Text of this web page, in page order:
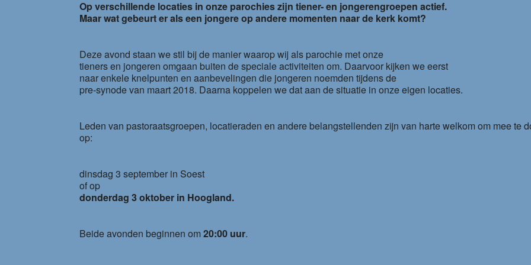
Op verschillende locaties in onze parochies zijn tiener- en jongerengroepen actief.
Maar wat gebeurt er als een jongere op andere momenten naar de kerk komt?
Deze avond staan we stil bij de manier waarop wij als parochie met onze
tieners en jongeren omgaan buiten de speciale activiteiten om. Daarvoor kijken we eerst
naar enkele knelpunten en aanbevelingen die jongeren noemden tijdens de
pre-synode van maart 2018. Daarna koppelen we dat aan de situatie in onze eigen locaties.
Leden van pastoraatsgroepen, locatieraden en andere belangstellenden zijn van harte welkom om mee te
op:
dinsdag 3 september in Soest
of op
donderdag 3 oktober in Hoogland.
Beide avonden beginnen om20:00 uur.